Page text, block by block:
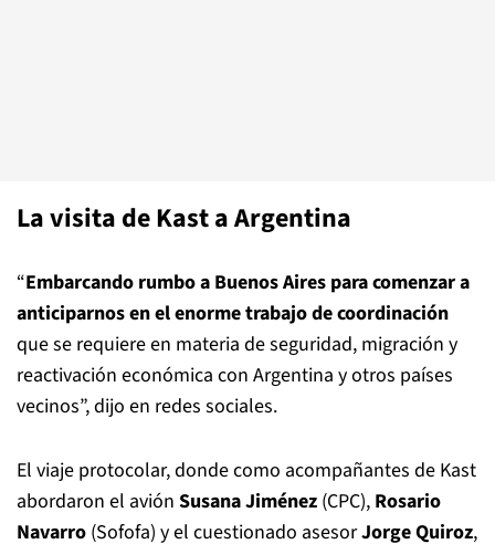
La visita de Kast a Argentina
“Embarcando rumbo a Buenos Aires para comenzar a
anticiparnos en el enorme trabajo de coordinación
que se requiere en materia de seguridad, migración y
reactivación económica con Argentina y otros países
vecinos”, dijo en redes sociales.
El viaje protocolar, donde como acompañantes de Kast
abordaron el avión Susana Jiménez (CPC), Rosario
Navarro (Sofofa) y el cuestionado asesorJorge Quiroz,